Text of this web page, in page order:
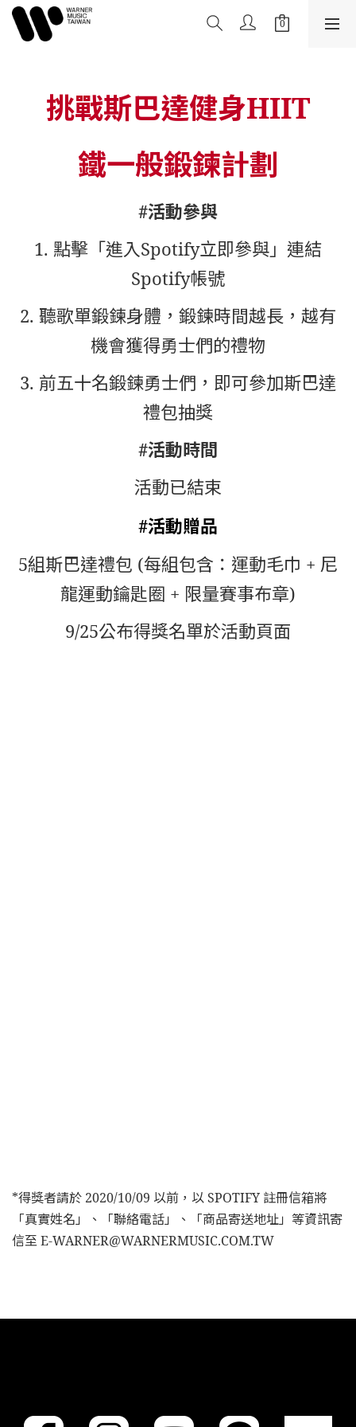
挑戰斯巴達健身HIIT
鐵一般鍛鍊計劃
#活動參與
1. 點擊「進入Spotify立即參與」連結
Spotify帳號
2. 聽歌單鍛鍊身體，鍛鍊時間越長，越有
機會獲得勇士們的禮物
3. 前五十名鍛鍊勇士們，即可參加斯巴達
禮包抽獎
#活動時間
活動已結束
#活動贈品
5組斯巴達禮包 (每組包含：運動毛巾 + 尼
龍運動鑰匙圈 + 限量賽事布章)
9/25公布得獎名單於活動頁面
*得獎者請於 2020/10/09 以前，以 SPOTIFY 註冊信箱將
「真實姓名」、「聯絡電話」、「商品寄送地址」等資訊寄
信至 E-WARNER@WARNERMUSIC.COM.TW